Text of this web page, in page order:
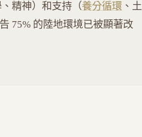
精神）和支持（養分循環 、土
75% 的陸地環境已被顯著改